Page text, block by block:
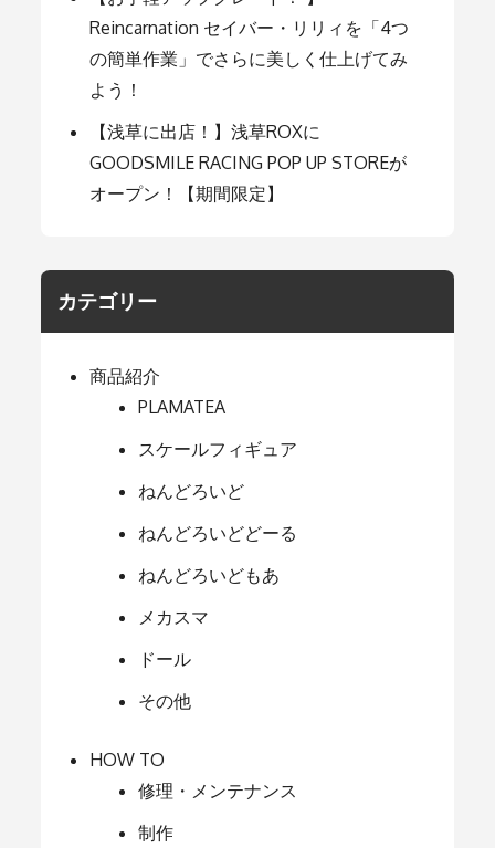
Reincarnation セイバー・リリィを「4つ
の簡単作業」でさらに美しく仕上げてみ
よう！
【浅草に出店！】浅草ROXに
GOODSMILE RACING POP UP STOREが
オープン！【期間限定】
カテゴリー
商品紹介
PLAMATEA
スケールフィギュア
ねんどろいど
ねんどろいどどーる
ねんどろいどもあ
メカスマ
ドール
その他
HOW TO
修理・メンテナンス
制作